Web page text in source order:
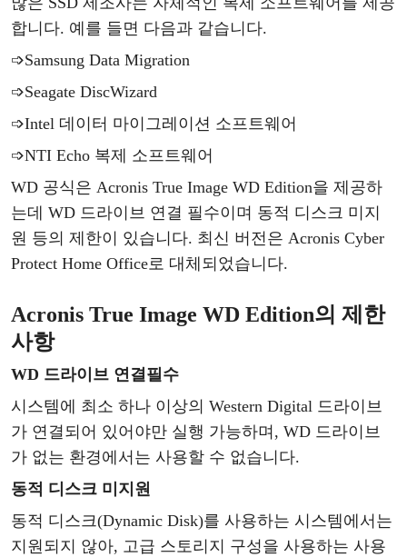
합니다. 예를 들면 다음과 같습니다.
➩Samsung Data Migration
➩Seagate DiscWizard
➩Intel 데이터 마이그레이션 소프트웨어
➩NTI Echo 복제 소프트웨어
WD 공식은 Acronis True Image WD Edition을 제공하
는데 WD 드라이브 연결 필수이며 동적 디스크 미지
원 등의 제한이 있습니다. 최신 버전은 Acronis Cyber
Protect Home Office로 대체되었습니다.
Acronis True Image WD Edition의 제한
사항
WD 드라이브 연결필수
시스템에
최소 하나 이상의 Western Digital 드라이브
가 연결되어 있어야만 실행 가능하며, WD 드라이브
가 없는 환경에서는 사용할 수 없습니다.
동적 디스크 미지원
동적 디스크(Dynamic Disk)를 사용하는 시스템에서는
지원되지 않아, 고급 스토리지 구성을 사용하는 사용